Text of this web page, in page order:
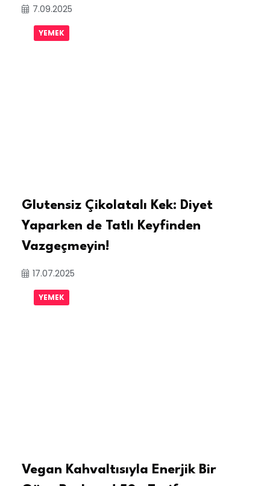
7.09.2025
YEMEK
Glutensiz Çikolatalı Kek: Diyet
Yaparken de Tatlı Keyfinden
Vazgeçmeyin!
17.07.2025
YEMEK
Vegan Kahvaltısıyla Enerjik Bir